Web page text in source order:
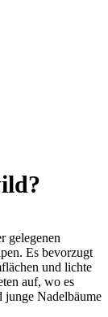
gelegenen
Es bevorzugt
und lichte
auf, wo es
junge Nadelbäume